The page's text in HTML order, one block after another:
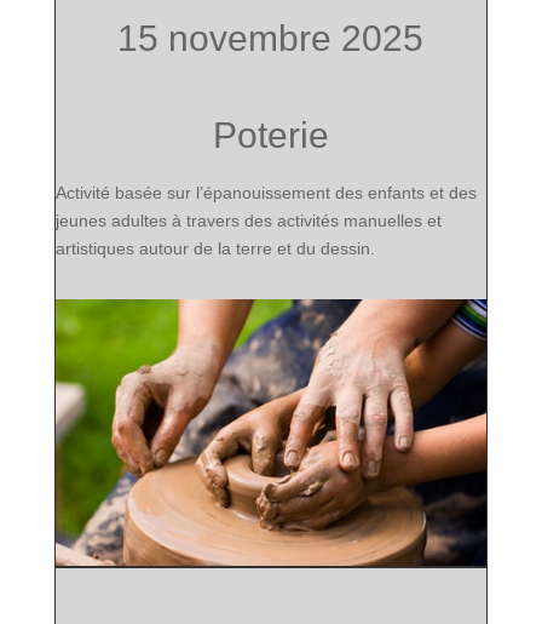
15 novembre 2025
Poterie
Activité basée sur l’épanouissement des enfants et des
jeunes adultesà travers des activités manuelles et
artistiques autour de la terre et du dessin.